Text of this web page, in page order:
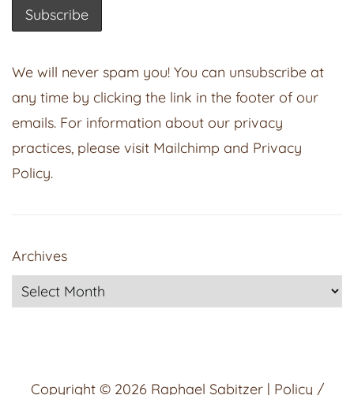
We will never spam you! You can unsubscribe at
any time by clicking the link in the footer of our
emails. For information about our privacy
practices, please visit Mailchimp and Privacy
Policy.
Archives
Copyright © 2026 Raphael Sabitzer| Policy /